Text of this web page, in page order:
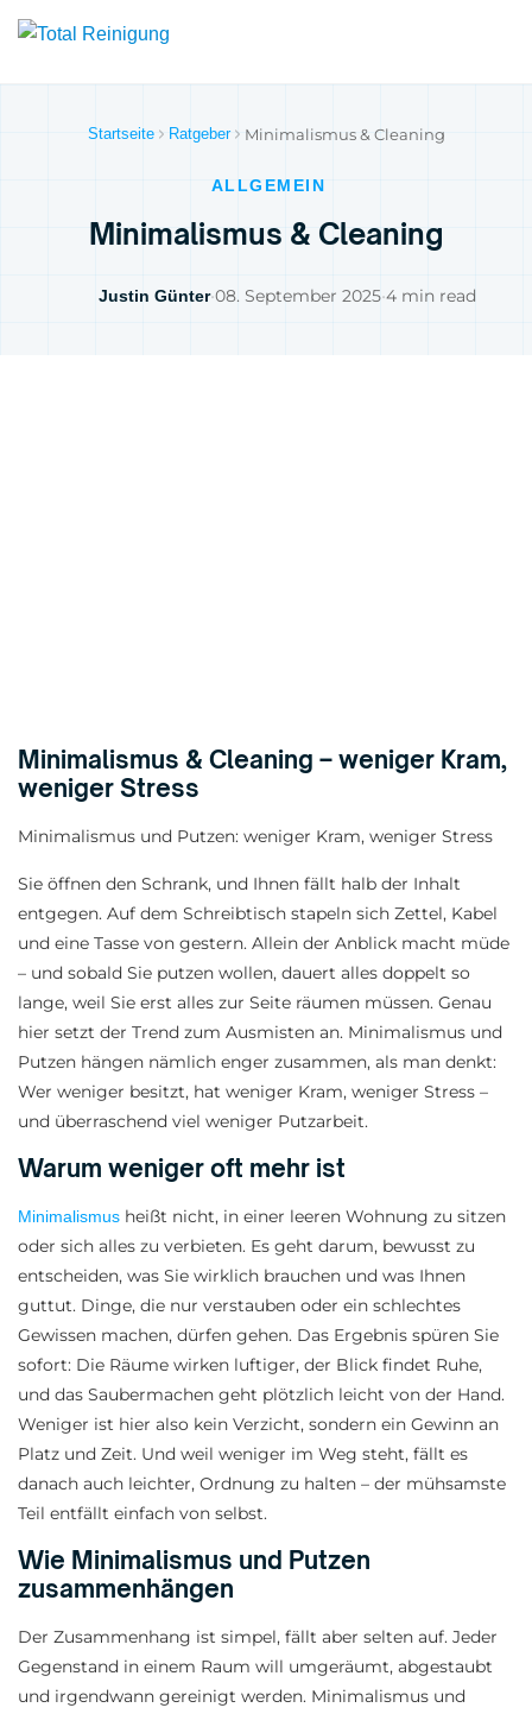
Startseite Ratgeber Minimalismus & Cleaning
ALLGEMEIN
Minimalismus & Cleaning
Justin Günter•08. September 2025•4 min read
Minimalismus & Cleaning – weniger Kram,
weniger Stress
Minimalismus und Putzen: weniger Kram, weniger Stress
Sie öffnen den Schrank, und Ihnen fällt halb der Inhalt
entgegen. Auf dem Schreibtisch stapeln sich Zettel, Kabel
und eine Tasse von gestern. Allein der Anblick macht müde
– und sobald Sie putzen wollen, dauert alles doppelt so
lange, weil Sie erst alles zur Seite räumen müssen. Genau
hier setzt der Trend zum Ausmisten an. Minimalismus und
Putzen hängen nämlich enger zusammen, als man denkt:
Wer weniger besitzt, hat weniger Kram, weniger Stress –
und überraschend viel weniger Putzarbeit.
Warum weniger oft mehr ist
Minimalismus heißt nicht, in einer leeren Wohnung zu sitzen
oder sich alles zu verbieten. Es geht darum, bewusst zu
entscheiden, was Sie wirklich brauchen und was Ihnen
guttut. Dinge, die nur verstauben oder ein schlechtes
Gewissen machen, dürfen gehen. Das Ergebnis spüren Sie
sofort: Die Räume wirken luftiger, der Blick findet Ruhe,
und das Saubermachen geht plötzlich leicht von der Hand.
Weniger ist hier also kein Verzicht, sondern ein Gewinn an
Platz und Zeit. Und weil weniger im Weg steht, fällt es
danach auch leichter, Ordnung zu halten – der mühsamste
Teil entfällt einfach von selbst.
Wie Minimalismus und Putzen
zusammenhängen
Der Zusammenhang ist simpel, fällt aber selten auf. Jeder
Gegenstand in einem Raum will umgeräumt, abgestaubt
und irgendwann gereinigt werden. Minimalismus und